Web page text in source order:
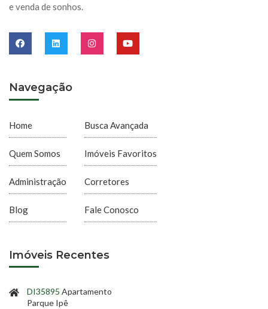
e venda de sonhos.
Navegação
Home
Quem Somos
Administração
Blog
Busca Avançada
Imóveis Favoritos
Corretores
Fale Conosco
Imóveis Recentes
DI35895 Apartamento
Parque Ipê